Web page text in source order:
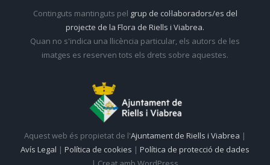
Continguts mantinguts pel grup de col·laboradors/es del
projecte de la Flora de Riells i Viabrea.
Quan no s'indica una llicència particular, els autors de les
imatges es reserven tots els drets sobre aquestes.
Aquest web és propietat de l'Ajuntament de Riells i Viabrea |
Avís Legal | Política de cookies | Política de protecció de dades